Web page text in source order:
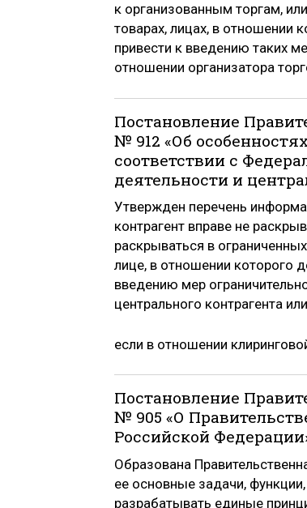
к организованным торгам,
товарах, лицах, в отношении
привести к введению таких
отношении организатора
Постановление
№ 912 «Об
соответствии с
деятельности и
Утвержден перечень
контрагент вправе не
раскрываться в
лице, в отношении которого
введению мер
центрального контрагента
если в отношении
Постановление
№ 905 «О
Российской
Образована
ее основные задачи,
разрабатывать единые